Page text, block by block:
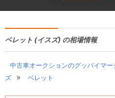
ベレット (イスズ) の相場情報
中古車オークションのグッバイマー
ズ
» ベレット